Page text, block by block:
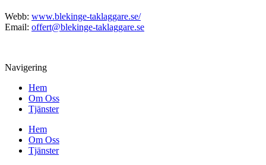
Webb: www.blekinge-taklaggare.se/
Email: offert@blekinge-taklaggare.se
Navigering
Hem
Om Oss
Tjänster
Hem
Om Oss
Tjänster